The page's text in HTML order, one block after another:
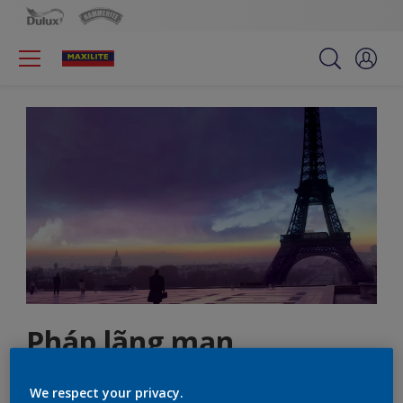
Pháp lãng mạn
We respect your privacy.